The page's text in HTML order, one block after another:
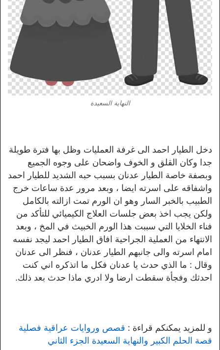
النهاية السعيدة
دخل الطيار احمد الى غرفة العمليات وظل بها فترة طويلة
جدا وكان القلق و الخوف واضحان على وجوه الجميع
وبصفة خاصة الطيار عدنان بسبب حبه الشديد للطيار احمد
واشفاقه على اسرته ايضا ، وبعد مرور عدة ساعات خرج
الطبيب بالخبر السار وهو ان الورم تمت ازالته بالكامل
ولكن يجب اخذ بعض جلسات العلاج الكيميائي للتأكد من
فناء الخلايا التي سببت هذا الورم الخبيث في المخ ، وبعد
الانتهاء من العملية الجراحية افاق الطيار احمد ليجد نفسه
امام اسرته والى جانبهم الطيار عدنان ، فنظر الى عدنان
وقال : ما الذي حدث يا عدنان فكل ما اتذكره اني كنت
احدثك وفجأة سقطت ارضا ولا ادري ماذا حدث بعد ذلك.
و للمزيد يمكنكم قراءة : قصص وروايات عراقية فصلية
قصة الحلم الكبير والنهاية السعيدة الجزء الثاني